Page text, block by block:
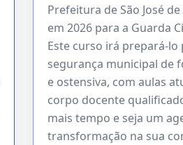
Prefeitura de São José
em 2026 para a Guarda
Este curso irá prepará-lo
segurança municipal de
e ostensiva, com aulas
corpo docente
mais tempo e seja um
transformação na sua